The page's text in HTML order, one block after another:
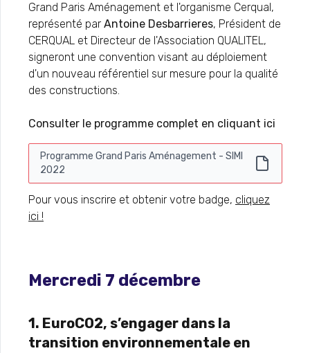
Grand Paris Aménagement et l'organisme Cerqual,
représenté par Antoine Desbarrieres, Président de
CERQUAL et Directeur de l'Association QUALITEL,
signeront une convention visant au déploiement
d'un nouveau référentiel sur mesure pour la qualité
des constructions.
Consulter le programme complet en cliquant ici
Programme Grand Paris Aménagement - SIMI
2022
Pour vous inscrire et obtenir votre badge, cliquez
ici !
Mercredi 7 décembre
1. EuroCO2, s’engager dans la
transition environnementale en